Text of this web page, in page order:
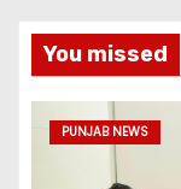
You missed
PUNJAB NEWS